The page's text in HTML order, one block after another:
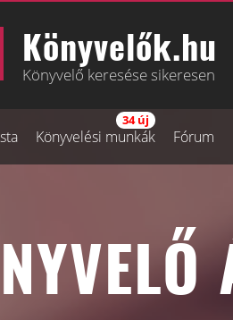
Könyvelők.hu
Könyvelő keresése sikeresen
Könyvelési munkák
34 új
Fórum